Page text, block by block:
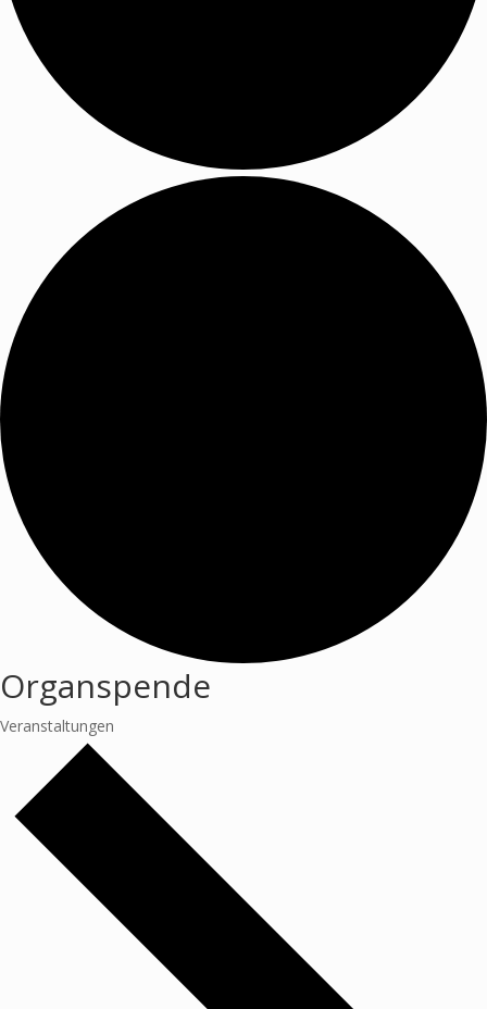
Organspende
Veranstaltungen